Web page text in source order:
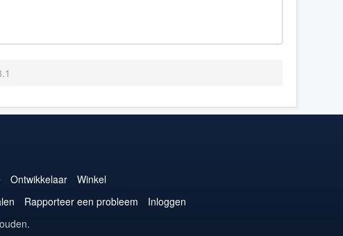
Ontwikkelaar
Winkel
Rapporteer een probleem
Inloggen